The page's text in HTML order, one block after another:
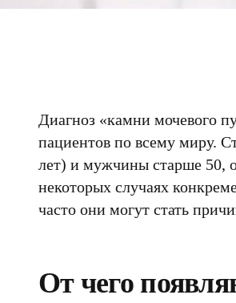
Диагноз «камни мочевого
пациентов по всему миру.
лет) и мужчины старше 50,
некоторых случаях
часто они могут стать
От чего